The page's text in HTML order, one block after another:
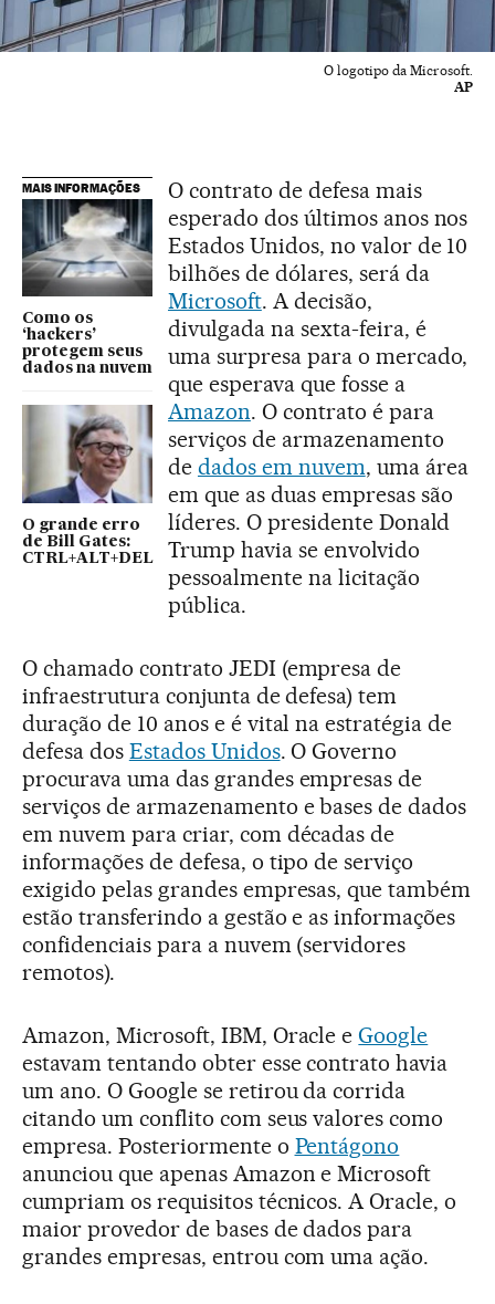
O logotipo da Microsoft.
AP
MAIS INFORMAÇÕES
Como os
‘hackers’
protegem seus
dados na nuvem
O grande erro
de Bill Gates:
CTRL+ALT+DEL
O contrato de defesa mais
esperado dos últimos anos nos
Estados Unidos, no valor de 10
bilhões de dólares, será da
Microsoft. A decisão,
divulgada na sexta-feira, é
uma surpresa para o mercado,
que esperava que fosse a
Amazon. O contrato é para
serviços de armazenamento
de dados em nuvem, uma área
em que as duas empresas são
líderes. O presidente Donald
Trump havia se envolvido
pessoalmente na licitação
pública.
O chamado contrato JEDI (empresa de
infraestrutura conjunta de defesa) tem
duração de 10 anos e é vital na estratégia de
defesa dos Estados Unidos. O Governo
procurava uma das grandes empresas de
serviços de armazenamento e bases de dados
em nuvem para criar, com décadas de
informações de defesa, o tipo de serviço
exigido pelas grandes empresas, que também
estão transferindo a gestão e as informações
confidenciais para a nuvem (servidores
remotos).
Amazon, Microsoft, IBM, Oracle eGoogle
estavam tentando obter esse contrato havia
um ano. O Google se retirou da corrida
citando um conflito com seus valores como
empresa. Posteriormente o Pentágono
anunciou que apenas Amazon e Microsoft
cumpriam os requisitos técnicos. A Oracle, o
maior provedor de bases de dados para
grandes empresas, entrou com uma ação.